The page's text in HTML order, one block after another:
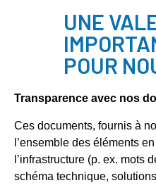
UNE
POUR
Transparence avec nos
Ces documents, fournis à
l’ensemble des éléments
l’infrastructure (p. ex. mots
schéma technique,